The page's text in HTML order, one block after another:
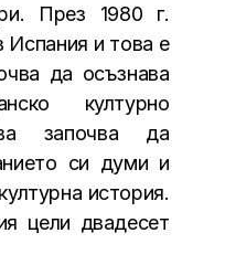
През 1980 г.
Испания и това е
да осъзнава
културно
започва да
си думи и
история.
цели двадесет